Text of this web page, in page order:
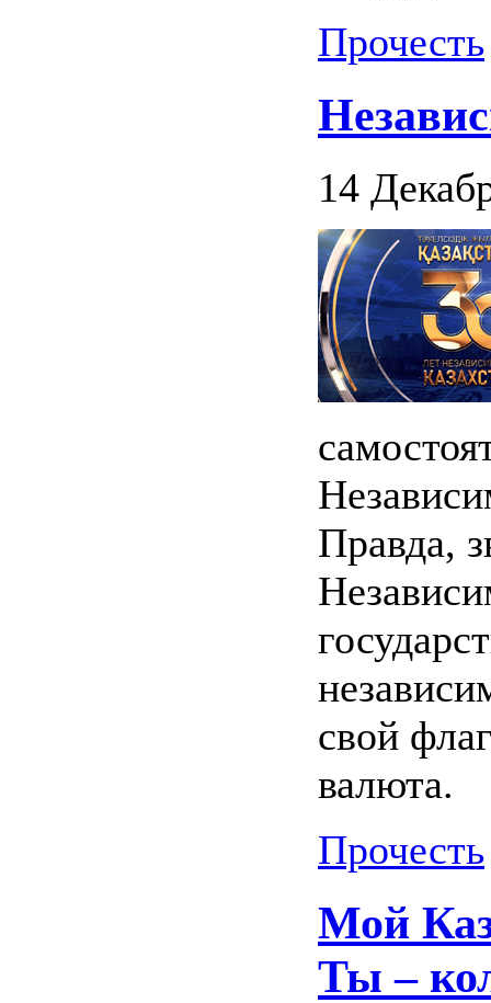
Прочесть
14
Правда,
свой
валюта.
Прочесть
Мой
Ты –